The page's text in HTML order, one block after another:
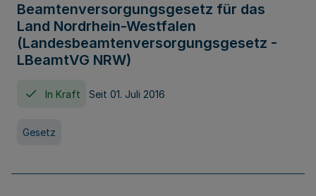
Beamtenversorgungsgesetz für das
Land Nordrhein-Westfalen
(Landesbeamtenversorgungsgesetz -
LBeamtVG NRW)
In Kraft Seit 01. Juli 2016
Gesetz